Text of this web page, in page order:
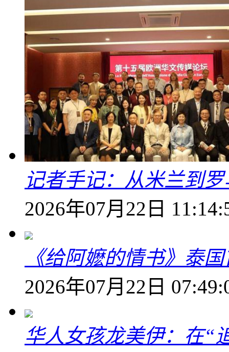
记者手记：从米兰到
2026年07月22日
《给阿嬷的情书》泰
2026年07月22日
华人女孩龙美伊：在“